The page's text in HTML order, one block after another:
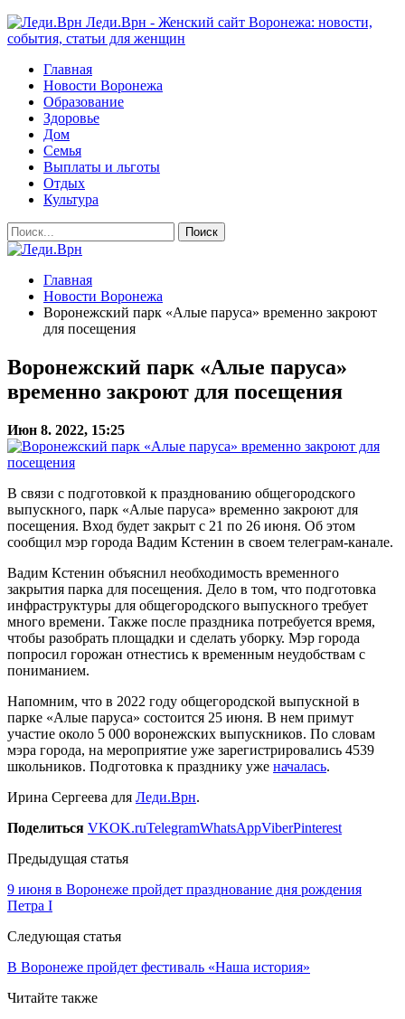
Леди.Врн - Женский сайт Воронежа: новости,
события, статьи для женщин
Главная
Новости Воронежа
Образование
Здоровье
Дом
Семья
Выплаты и льготы
Отдых
Культура
Главная
Новости Воронежа
Воронежский парк «Алые паруса» временно закроют
для посещения
Воронежский парк «Алые паруса»
временно закроют для посещения
Июн 8. 2022, 15:25
В связи с подготовкой к празднованию общегородского
выпускного, парк «Алые паруса» временно закроют для
посещения. Вход будет закрыт с 21 по 26 июня. Об этом
сообщил мэр города Вадим Кстенин в своем телеграм-канале.
Вадим Кстенин объяснил необходимость временного
закрытия парка для посещения. Дело в том, что подготовка
инфраструктуры для общегородского выпускного требует
много времени. Также после праздника потребуется время,
чтобы разобрать площадки и сделать уборку. Мэр города
попросил горожан отнестись к временным неудобствам с
пониманием.
Напомним, что в 2022 году общегородской выпускной в
парке «Алые паруса» состоится 25 июня. В нем примут
участие около 5 000 воронежских выпускников. По словам
мэра города, на мероприятие уже зарегистрировались 4539
школьников. Подготовка к празднику уже началась.
Ирина Сергеева для Леди.Врн.
Поделиться VKOK.ruTelegramWhatsAppViberPinterest
Предыдущая статья
9 июня в Воронеже пройдет празднование дня рождения
Петра I
Следующая статья
В Воронеже пройдет фестиваль «Наша история»
Читайте также